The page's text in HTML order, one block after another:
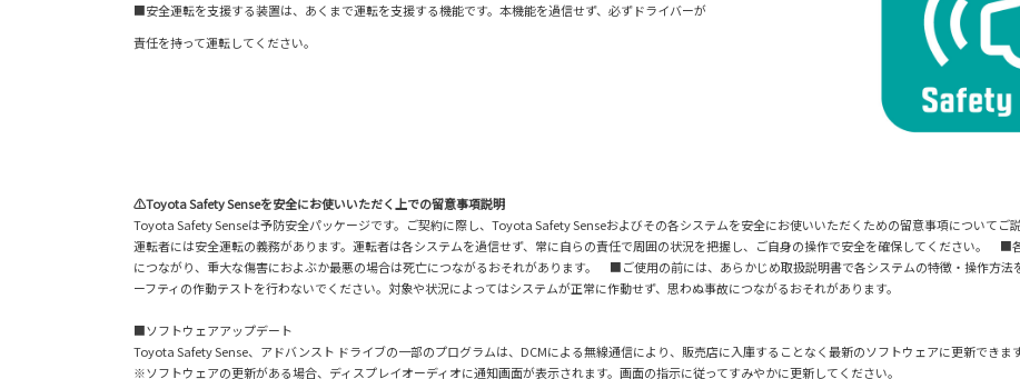
■安全運転を支援する装置は、あくまで運転を支援する機能です。本機能を過信せず、必ずドライバーが
責任を持って運転してください。
⚠Toyota Safety Senseを安全にお使いいただく上での留意事項説明
Toyota Safety Senseは予防安全パッケージです。ご契約に際し、Toyota Safety Senseおよびその各システムを安全にお使いいただくための留意事項について
運転者には安全運転の義務があります。運転者は各システムを過信せず、常に自らの責任で周囲の状況を把握し、ご自身の操作で安全を確保してください。 ■
につながり、重大な傷害におよぶか最悪の場合は死亡につながるおそれがあります。 ■ご使用の前には、あらかじめ取扱説明書で各システムの特徴・操作方
ーフティの作動テストを行わないでください。対象や状況によってはシステムが正常に作動せず、思わぬ事故につながるおそれがあります。
■ソフトウェアアップデート
Toyota Safety Sense、アドバンスト ドライブの一部のプログラムは、DCMによる無線通信により、販売店に入庫することなく最新のソフトウェアに更新できます
※ソフトウェアの更新がある場合、ディスプレイオーディオに通知画面が表示されます。画面の指示に従ってすみやかに更新してください。